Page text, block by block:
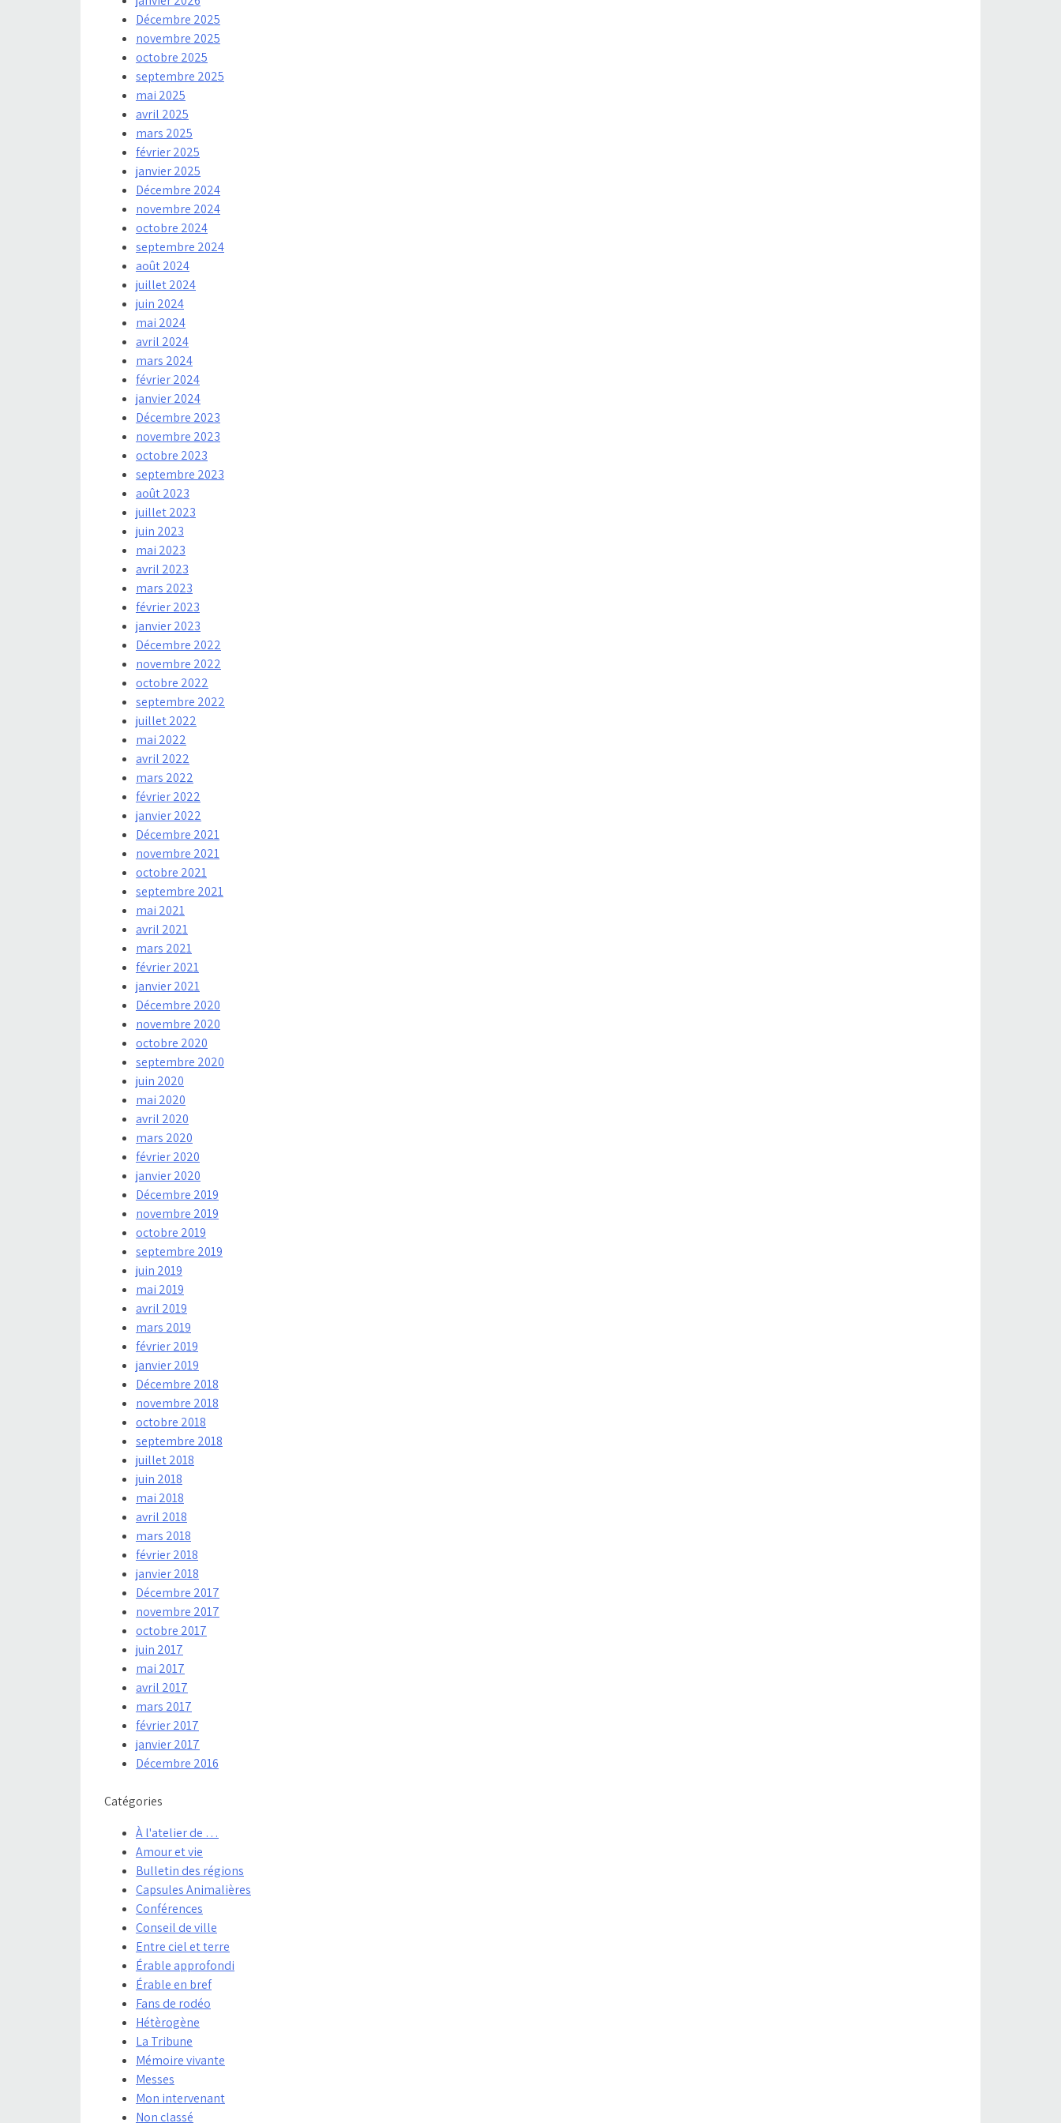
Décembre 2025
novembre 2025
octobre 2025
septembre 2025
mai 2025
avril 2025
mars 2025
février 2025
janvier 2025
Décembre 2024
novembre 2024
octobre 2024
septembre 2024
août 2024
juillet 2024
juin 2024
mai 2024
avril 2024
mars 2024
février 2024
janvier 2024
Décembre 2023
novembre 2023
octobre 2023
septembre 2023
août 2023
juillet 2023
juin 2023
mai 2023
avril 2023
mars 2023
février 2023
janvier 2023
Décembre 2022
novembre 2022
octobre 2022
septembre 2022
juillet 2022
mai 2022
avril 2022
mars 2022
février 2022
janvier 2022
Décembre 2021
novembre 2021
octobre 2021
septembre 2021
mai 2021
avril 2021
mars 2021
février 2021
janvier 2021
Décembre 2020
novembre 2020
octobre 2020
septembre 2020
juin 2020
mai 2020
avril 2020
mars 2020
février 2020
janvier 2020
Décembre 2019
novembre 2019
octobre 2019
septembre 2019
juin 2019
mai 2019
avril 2019
mars 2019
février 2019
janvier 2019
Décembre 2018
novembre 2018
octobre 2018
septembre 2018
juillet 2018
juin 2018
mai 2018
avril 2018
mars 2018
février 2018
janvier 2018
Décembre 2017
novembre 2017
octobre 2017
juin 2017
mai 2017
avril 2017
mars 2017
février 2017
janvier 2017
Décembre 2016
Catégories
À l'atelier de …
Amour et vie
Bulletin des régions
Capsules Animalières
Conférences
Conseil de ville
Entre ciel et terre
Érable approfondi
Érable en bref
Fans de rodéo
Hétèrogène
La Tribune
Mémoire vivante
Messes
Mon intervenant
Non classé